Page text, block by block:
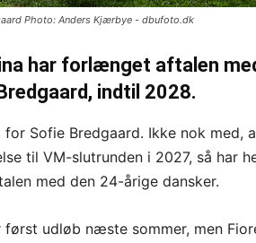
Photo: Anders Kjærbye - dbufoto.dk
har forlænget aftalen
indtil 2028.
Sofie Bredgaard. Ikke nok med,
til VM-slutrunden i 2027, så har
med den 24-årige dansker.
udløb næste sommer, men